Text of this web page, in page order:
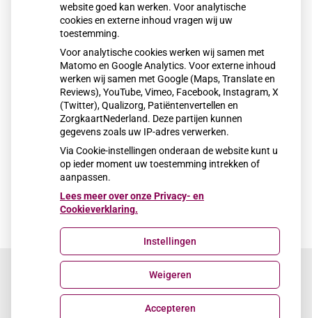
Uw Zorg Online|Beheer
website goed kan werken. Voor analytische
cookies en externe inhoud vragen wij uw
toestemming.
Voor analytische cookies werken wij samen met
Matomo en Google Analytics. Voor externe inhoud
werken wij samen met Google (Maps, Translate en
Reviews), YouTube, Vimeo, Facebook, Instagram, X
(Twitter), Qualizorg, Patiëntenvertellen en
ZorgkaartNederland. Deze partijen kunnen
gegevens zoals uw IP-adres verwerken.
Via Cookie-instellingen onderaan de website kunt u
op ieder moment uw toestemming intrekken of
aanpassen.
Lees meer over onze Privacy- en
Cookieverklaring.
Instellingen
Weigeren
Accepteren